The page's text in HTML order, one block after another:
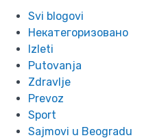
Svi blogovi
Некатегоризовано
Izleti
Putovanja
Zdravlje
Prevoz
Sport
Sajmovi u Beogradu